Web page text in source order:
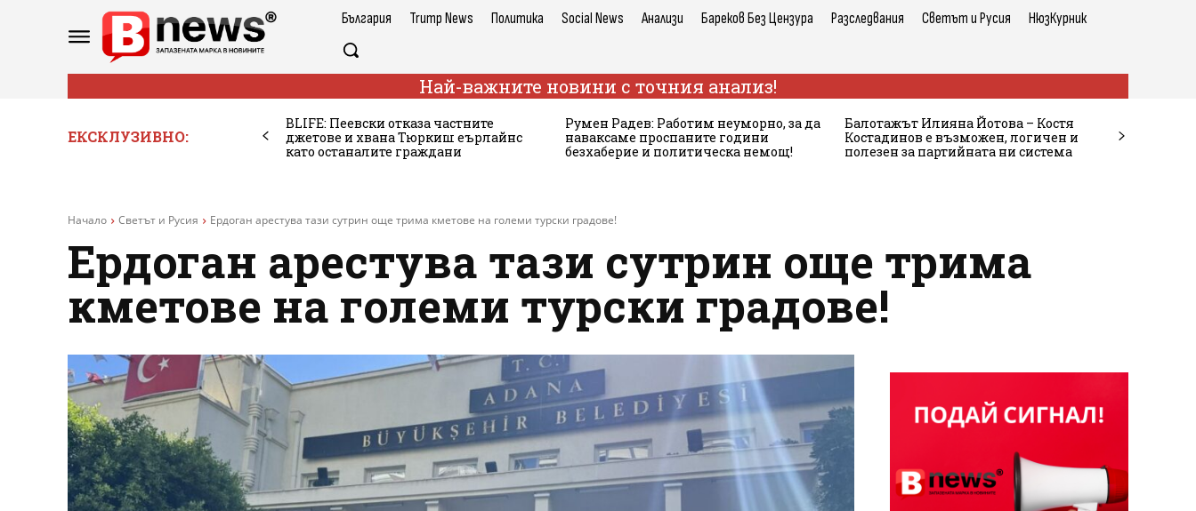
България Trump News Политика Social News Анализи Бареков Без Цензура Разследвания Светът и Русия НюзКурник
Най-важните новини с точния анализ!
ЕКСКЛУЗИВНО:
BLIFE: Пеевски отказа частните
джетове и хвана Тюркиш еърлайнс
като останалите граждани
Румен Радев: Работим неуморно, за да
наваксаме проспаните години
безхаберие и политическа немощ!
Балотажът Илияна Йотова – Костя
Костадинов е възможен, логичен и
полезен за партийната ни система
Начало Светът и Русия Ердоган арестува тази сутрин още трима кметове на големи турски градове!
Ердоган арестува тази сутрин още трима
кметове на големи турски градове!